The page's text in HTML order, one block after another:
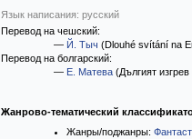
Язык написания: русский
Перевод на чешский:
— Й. Тыч (Dlouhé svítání na
Перевод на болгарский:
— Е. Матева (Дългият
Жанрово-тематический
Жанры/поджанры: